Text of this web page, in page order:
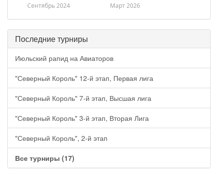
Сентябрь 2024 Март 2026
Последние турниры
Июльский рапид на Авиаторов
"Северный Король" 12-й этап, Первая лига
"Северный Король" 7-й этап, Высшая лига
"Северный Король" 3-й этап, Вторая Лига
"Северный Король", 2-й этап
Все турниры (17)